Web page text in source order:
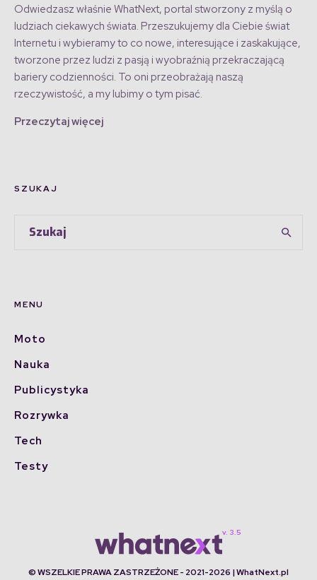
Odwiedzasz właśnie WhatNext, portal stworzony z myślą o
ludziach ciekawych świata. Przeszukujemy dla Ciebie świat
Internetu i wybieramy to co nowe, interesujące i zaskakujące,
tworzone przez ludzi z pasją i wyobraźnią przekraczającą
bariery codzienności. To oni przeobrażają naszą
rzeczywistość, a my lubimy o tym pisać.
Przeczytaj więcej
SZUKAJ
MENU
Moto
Nauka
Publicystyka
Rozrywka
Tech
Testy
© WSZELKIE PRAWA ZASTRZEŻONE - 2021-2026 | WhatNext.pl